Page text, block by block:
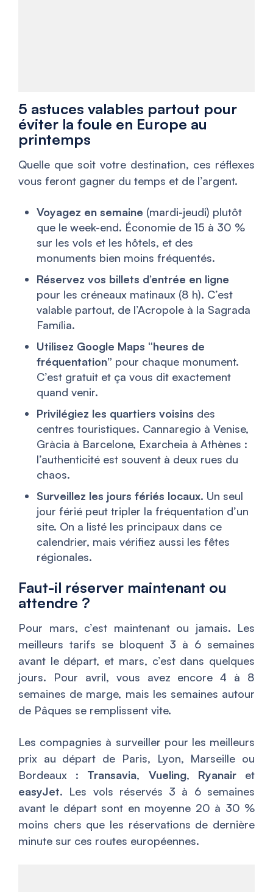
5 astuces valables partout pour
éviter la foule en Europe au
printemps
Quelle que soit votre destination, ces réflexes
vous feront gagner du temps et de l’argent.
Voyagez en semaine (mardi-jeudi) plutôt
que le week-end. Économie de 15 à 30 %
sur les vols et les hôtels, et des
monuments bien moins fréquentés.
Réservez vos billets d’entrée en ligne
pour les créneaux matinaux (8 h). C’est
valable partout, de l’Acropole à la Sagrada
Família.
Utilisez Google Maps “heures de
fréquentation” pour chaque monument.
C’est gratuit et ça vous dit exactement
quand venir.
Privilégiez les quartiers voisins des
centres touristiques. Cannaregio à Venise,
Gràcia à Barcelone, Exarcheia à Athènes :
l’authenticité est souvent à deux rues du
chaos.
Surveillez les jours fériés locaux. Un seul
jour férié peut tripler la fréquentation d’un
site. On a listé les principaux dans ce
calendrier, mais vérifiez aussi les fêtes
régionales.
Faut-il réserver maintenant ou
attendre ?
Pour mars, c’est maintenant ou jamais. Les
meilleurs tarifs se bloquent 3 à 6 semaines
avant le départ, et mars, c’est dans quelques
jours. Pour avril, vous avez encore 4 à 8
semaines de marge, mais les semaines autour
de Pâques se remplissent vite.
Les compagnies à surveiller pour les meilleurs
prix au départ de Paris, Lyon, Marseille ou
Bordeaux : Transavia, Vueling, Ryanairet
easyJet. Les vols réservés 3 à 6 semaines
avant le départ sont en moyenne 20 à 30 %
moins chers que les réservations de dernière
minute sur ces routes européennes.